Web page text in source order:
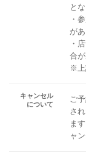
と
・
があ
・
合が
※上
キャンセル
について
ご
さ
ま
ャ